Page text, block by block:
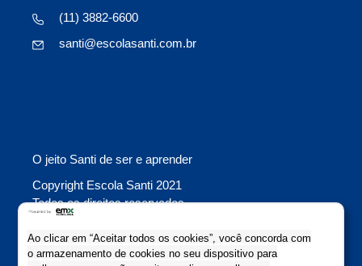
O jeito Santi de ser e aprender
Copyright Escola Santi 2021
Todos os direitos reservados
Colaboração: Evolutiva Comunicação
(11) 3882-6600
santi@escolasanti.com.br
Ao clicar em “Aceitar todos os cookies”, você concorda com
o armazenamento de cookies no seu dispositivo para